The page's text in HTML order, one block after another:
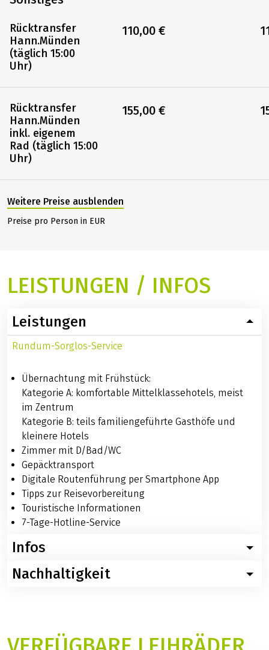
Rücktransfer
Hann.Münden
(täglich 15:00
Uhr)
Rücktransfer
Hann.Münden
inkl. eigenem
Rad (täglich 15:00
Uhr)
110,00 €
155,00 €
Weitere Preise ausblenden
Preise pro Person in EUR
LEISTUNGEN / INFOS
Leistungen
Rundum-Sorglos-Service
Übernachtung mit Frühstück:
Kategorie A: komfortable Mittelklassehotels, meist
im Zentrum
Kategorie B: teils familiengeführte Gasthöfe und
kleinere Hotels
Zimmer mit D/Bad/WC
Gepäcktransport
Digitale Routenführung per Smartphone App
Tipps zur Reisevorbereitung
Touristische Informationen
7-Tage-Hotline-Service
Infos
Wissenswertes zur Radreise Weser: Die Sportliche bis
Reise haben, so rufen Sie uns ganz einfach an: Tel.:
06421 - 886890.
Nachhaltigkeit
Buchungsvorgang gedruckte Reiseunterlagen mit